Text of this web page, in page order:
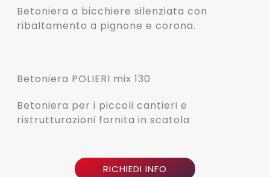
Betoniera a bicchiere silenziata con
ribaltamento a pignone e corona.
Betoniera POLIERI mix 130
Betoniera per i piccoli cantieri e
ristrutturazioni fornita in scatola
RICHIEDI INFO